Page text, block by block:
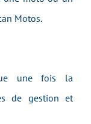
Motos.
une fois la
de gestion et